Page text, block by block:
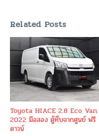
Related Posts
Toyota HIACE 2.8 Eco
2022 มือสอง ตู้ทึบจากศูนย์ ฟรี
ดาวน์